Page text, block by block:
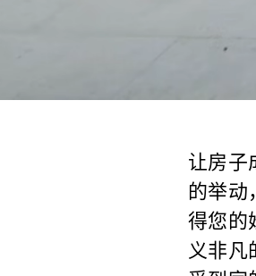
让房子
的举
得您的
义非